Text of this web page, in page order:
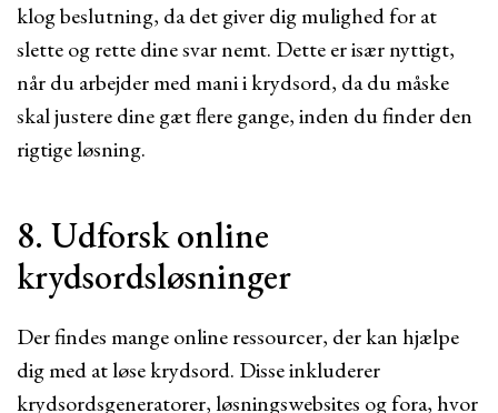
klog beslutning, da det giver dig mulighed for at
slette og rette dine svar nemt. Dette er især nyttigt,
når du arbejder med mani i krydsord, da du måske
skal justere dine gæt flere gange, inden du finder den
rigtige løsning.
8. Udforsk online
krydsordsløsninger
Der findes mange online ressourcer, der kan hjælpe
dig med at løse krydsord. Disse inkluderer
krydsordsgeneratorer, løsningswebsites og fora, hvor